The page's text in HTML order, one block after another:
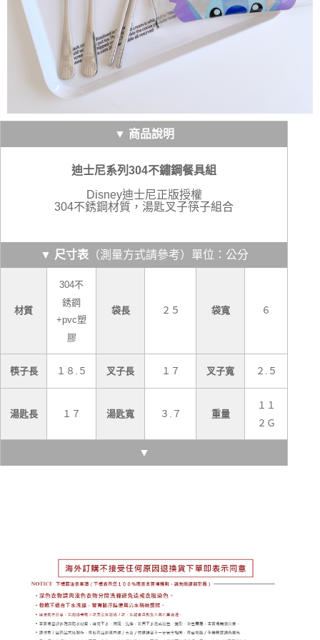
▼ 商品說明
迪士尼系列304不鏽鋼餐具組
Disney迪士尼正版授權
304不銹鋼材質，湯匙叉子筷子組合
▼ 尺寸表（測量方式請參考）單位：公分
材質
304不
銹鋼
+pvc塑
膠
袋長 ２５ 袋寬 ６
筷子長 １８.５ 叉子長 １７ 叉子寬 ２.５
湯匙長 １７ 湯匙寬 ３.７ 重量
１１
２Ｇ
▼